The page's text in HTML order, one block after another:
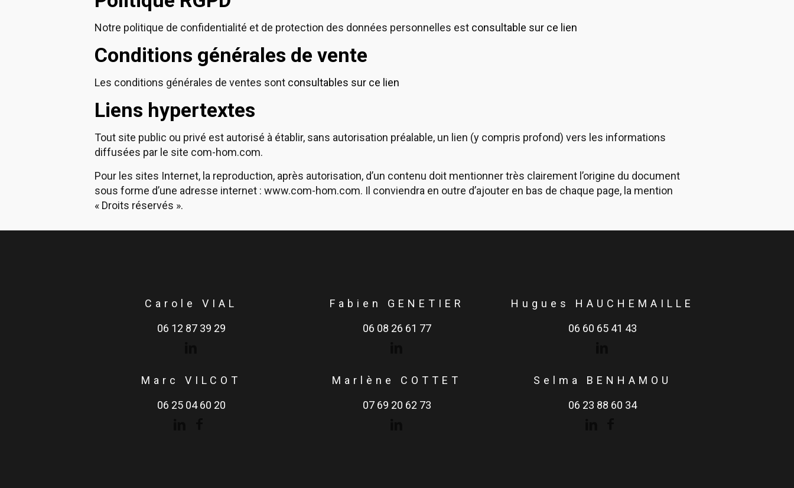
Notre politique de confidentialité et de protection des données personnelles est consultable sur ce lien
Conditions générales de vente
Les conditions générales de ventes sont consultables sur ce lien
Liens hypertextes
Tout site public ou privé est autorisé à établir, sans autorisation préalable, un lien (y compris profond) vers les informations
diffusées par le site com-hom.com.
Pour les sites Internet, la reproduction, après autorisation, d’un contenu doit mentionner très clairement l’origine du document
sous forme d’une adresse internet : www.com-hom.com. Il conviendra en outre d’ajouter en bas de chaque page, la mention
« Droits réservés ».
Carole VIAL
06 12 87 39 29
Marc VILCOT
06 25 04 60 20
Fabien GENETIER
06 08 26 61 77
Marlène COTTET
07 69 20 62 73
Hugues HAUCHEMAILLE
06 60 65 41 43
Selma BENHAMOU
06 23 88 60 34